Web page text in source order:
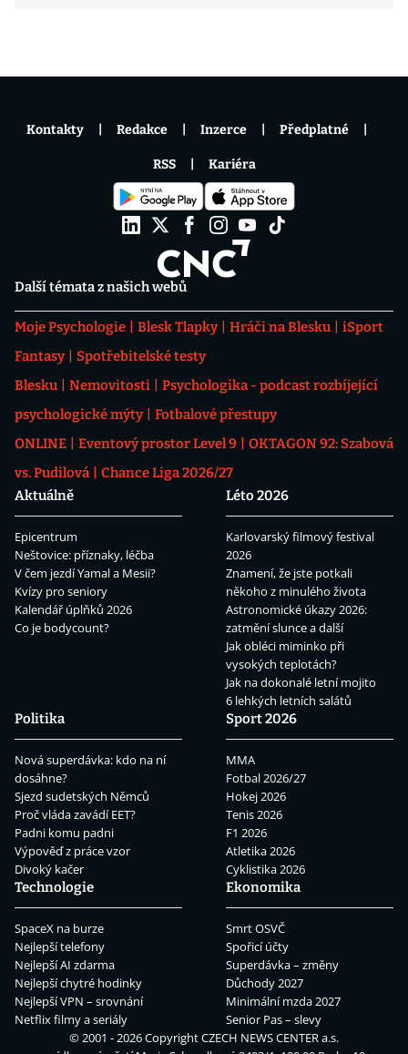
Další témata z našich webů
Moje Psychologie Blesk Tlapky Hráči na Blesku
iSport
Fantasy
Spotřebitelské testy
Blesku
Nemovitosti
Psychologika - podcast rozbíjející
psychologické mýty
Fotbalové přestupy
ONLINE
Eventový prostor Level 9
OKTAGON 92: Szabová
vs. Pudilová
Chance Liga 2026/27
Aktuálně
Epicentrum
Neštovice: příznaky, léčba
V čem jezdí Yamal a Mesii?
Kvízy pro seniory
Kalendář úplňků 2026
Co je bodycount?
Léto 2026
Karlovarský filmový festival
2026
Znamení, že jste potkali
někoho z minulého života
Astronomické úkazy 2026:
zatmění slunce a další
Jak obléci miminko při
vysokých teplotách?
Jak na dokonalé letní mojito
6 lehkých letních salátů
Politika
Nová superdávka: kdo na ní
dosáhne?
Sjezd sudetských Němců
Proč vláda zavádí EET?
Padni komu padni
Výpověď z práce vzor
Divoký kačer
Sport 2026
MMA
Fotbal 2026/27
Hokej 2026
Tenis 2026
F1 2026
Atletika 2026
Cyklistika 2026
Technologie
SpaceX na burze
Nejlepší telefony
Nejlepší AI zdarma
Nejlepší chytré hodinky
Nejlepší VPN – srovnání
Netflix filmy a seriály
Ekonomika
Smrt OSVČ
Spořicí účty
Superdávka – změny
Důchody 2027
Minimální mzda 2027
Senior Pas – slevy
Kontakty Redakce Inzerce Předplatné
RSS Kariéra
© 2001 - 2026 CopyrightCZECH NEWS CENTER a.s.